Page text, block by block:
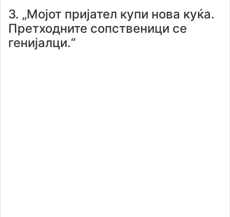
3. „Мојот пријател купи нова куќа.
Претходните сопственици се
генијалци.“